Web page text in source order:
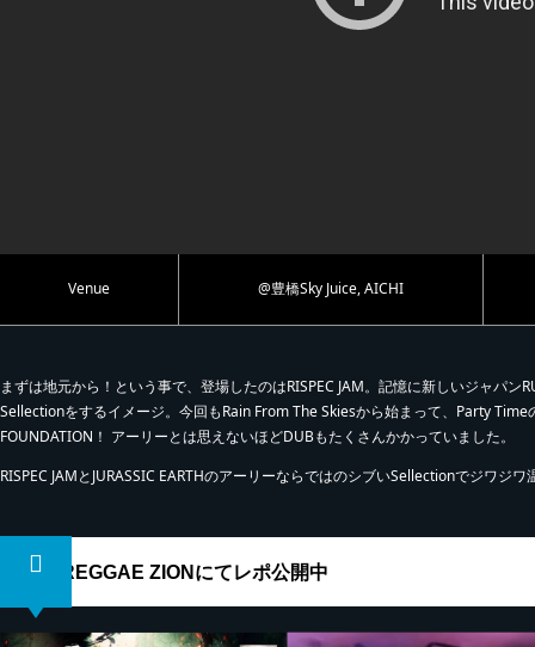
Venue @豊橋Sky Juice, AICHI
まずは地元から！という事で、登場したのはRISPEC JAM。記憶に新しいジャパ
Sellectionをするイメージ。今回もRain From The Skiesから始まって、Party
FOUNDATION！ アーリーとは思えないほどDUBもたくさんかかっていました。
RISPEC JAMとJURASSIC EARTHのアーリーならではのシブいSellectionでジワジ
REGGAE ZIONにてレポ公開中